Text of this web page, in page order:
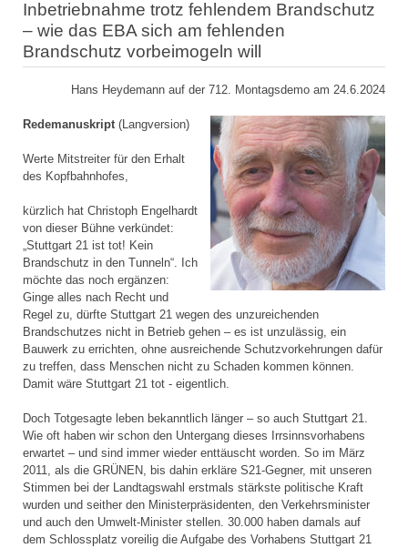
Inbetriebnahme trotz fehlendem Brandschutz
– wie das EBA sich am fehlenden
Brandschutz vorbeimogeln will
Hans Heydemann auf der 712. Montagsdemo am 24.6.2024
Redemanuskript (Langversion)
Werte Mitstreiter für den Erhalt
des Kopfbahnhofes,
kürzlich hat Christoph Engelhardt
von dieser Bühne verkündet:
„Stuttgart 21 ist tot! Kein
Brandschutz in den Tunneln“. Ich
möchte das noch ergänzen:
Ginge alles nach Recht und
Regel zu, dürfte Stuttgart 21 wegen des unzureichenden
Brandschutzes nicht in Betrieb gehen – es ist unzulässig, ein
Bauwerk zu errichten, ohne ausreichende Schutzvorkehrungen dafür
zu treffen, dass Menschen nicht zu Schaden kommen können.
Damit wäre Stuttgart 21 tot - eigentlich.
Doch Totgesagte leben bekanntlich länger – so auch Stuttgart 21.
Wie oft haben wir schon den Untergang dieses Irrsinnsvorhabens
erwartet – und sind immer wieder enttäuscht worden. So im März
2011, als die GRÜNEN, bis dahin erkläre S21-Gegner, mit unseren
Stimmen bei der Landtagswahl erstmals stärkste politische Kraft
wurden und seither den Ministerpräsidenten, den Verkehrsminister
und auch den Umwelt-Minister stellen. 30.000 haben damals auf
dem Schlossplatz voreilig die Aufgabe des Vorhabens Stuttgart 21